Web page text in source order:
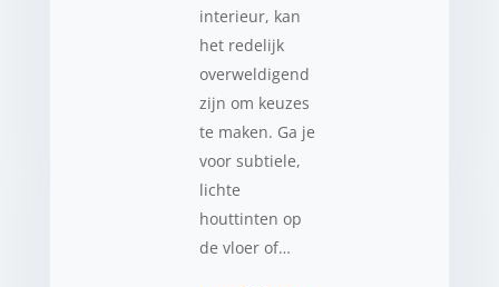
interieur, kan
het redelijk
overweldigend
zijn om keuzes
te maken. Ga je
voor subtiele,
lichte
houttinten op
de vloer of…